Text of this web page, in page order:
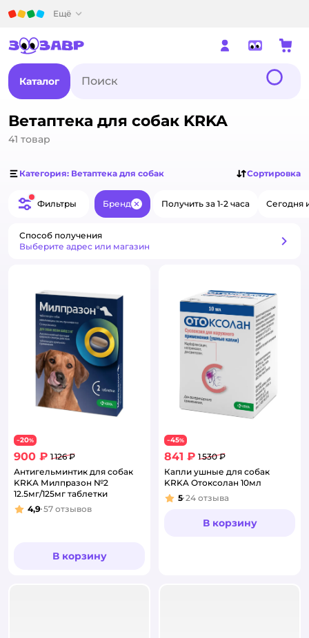
Ещё
Каталог
Ветаптека для собак KRKA
41 товар
Категория: Ветаптека для собак Сортировка
Фильтры Бренд ЗакрытьПолучить за 1-2 часа Сегодня
Способ получения
Выберите адрес или магазин
−20%
900 ₽ 1 126 ₽
Антигельминтик для собак
KRKA Милпразон №2
12.5мг/125мг таблетки
Рейтинг:
4,9 57 отзывов
В корзину
−45%
841 ₽ 1 530 ₽
Капли ушные для собак
KRKA Отоксолан 10мл
Рейтинг:
5 24 отзыва
В корзину